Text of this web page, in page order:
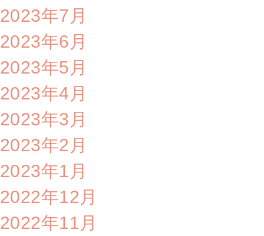
2023年7月
2023年6月
2023年5月
2023年4月
2023年3月
2023年2月
2023年1月
2022年12月
2022年11月